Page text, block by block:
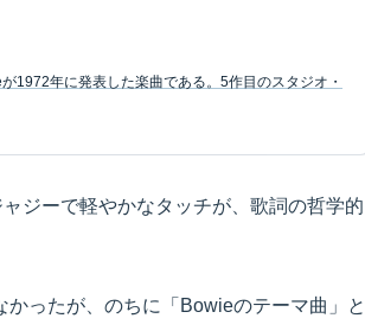
1972年に発表した楽曲である。5作目のスタジオ・
ジーで軽やかなタッチが、歌詞の哲学的
ったが、のちに「Bowieのテーマ曲」と